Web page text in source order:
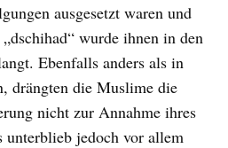
ausgesetzt waren und
wurde ihnen in den
Ebenfalls anders als in
drängten die Muslime die
nicht zur Annahme ihres
unterblieb jedoch vor allem